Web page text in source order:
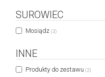
SUROWIEC
Mosiądz (2)
INNE
Produkty do zestawu (2)